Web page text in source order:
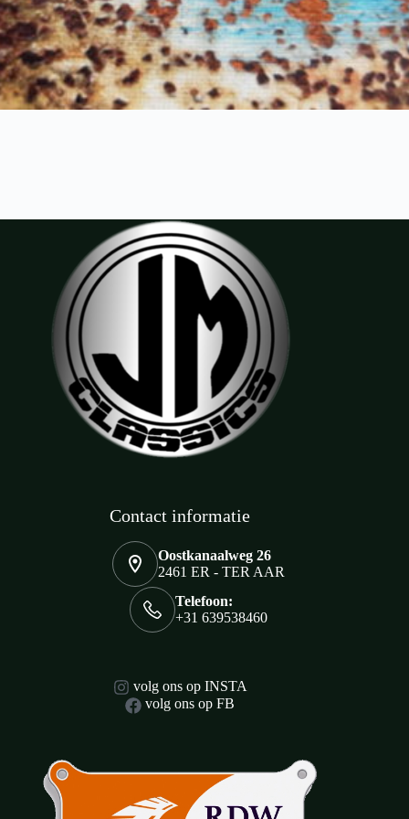
Contact informatie
Oostkanaalweg 26
2461 ER - TER AAR
Telefoon:
+31 639538460
volg ons op INSTA
volg ons op FB